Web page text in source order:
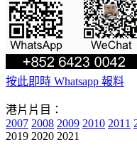
按此即時 Whatsapp 報料
港片片目：
2007 2008 2009 2010 2011
2019 2020 2021